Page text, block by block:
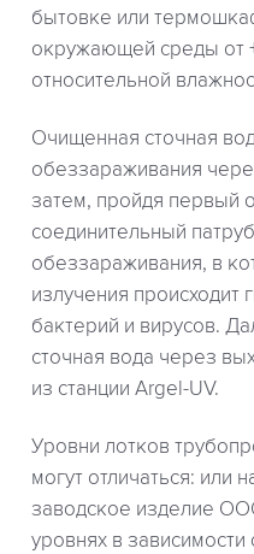
бытовке или
окружающей среды от
относительной
Очищенная сточная
обеззараживания
затем, пройдя первый
соединительный
обеззараживания, в
излучения происходит
бактерий и вирусов.
сточная вода через
из станции Argel-UV.
Уровни лотков
могут отличаться: или
заводское изделие
уровнях в зависимости